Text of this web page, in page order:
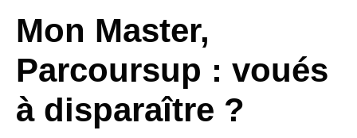
Mon Master,
Parcoursup : voués
à disparaître ?